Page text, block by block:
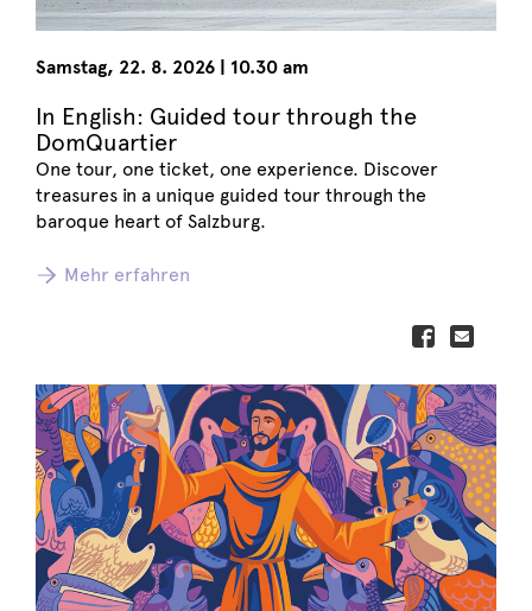
Samstag, 22. 8. 2026 10.30 am
In English: Guided tour through the
DomQuartier
One tour, one ticket, one experience. Discover
treasures in a unique guided tour through the
baroque heart of Salzburg.
Mehr erfahren